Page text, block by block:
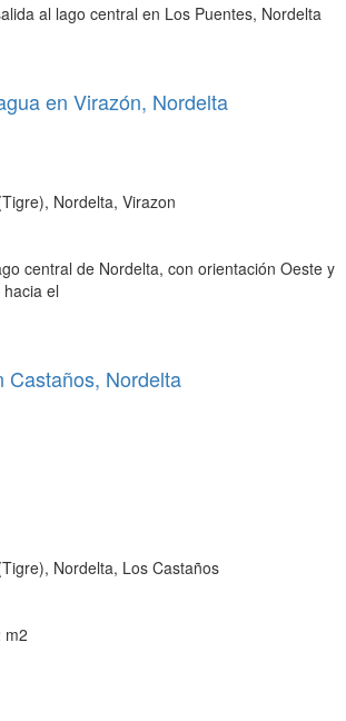
al lago central en Los Puentes, Nordelta
en Virazón, Nordelta
Nordelta, Virazon
central de Nordelta, con orientación Oeste y
el
Castaños, Nordelta
Nordelta, Los Castaños
m2